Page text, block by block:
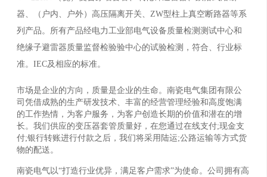
器、（户内、户外）高压隔离开关、ZW型柱上真空断路器等系
列产品。所有产品经电力工业部电气设备质量检测测试中心和
绝缘子避雷器质量监督检验验中心的试验检测，符合、行业标
准。IEC及相应的标准。
市场是企业的方向，质量是企业的生命。南瓷电气集团有限公
司凭借成熟的生产研发技术、丰富的经营管理经验和高度饱满
的工作热情，为客户服务，为客户创造长期的价值和潜在的增
长。我们供应的变压器套管质量好，在您通过在线支付;现金支
付;银行转账进行付款之后，我们将采用陆运;公路运输等方式货
物的配送。
南瓷电气以“打造行业优异，满足客户需求”为使命。公司拥有高